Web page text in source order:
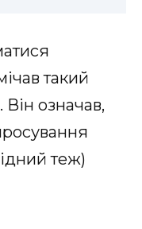
такий
Він означав,
теж)